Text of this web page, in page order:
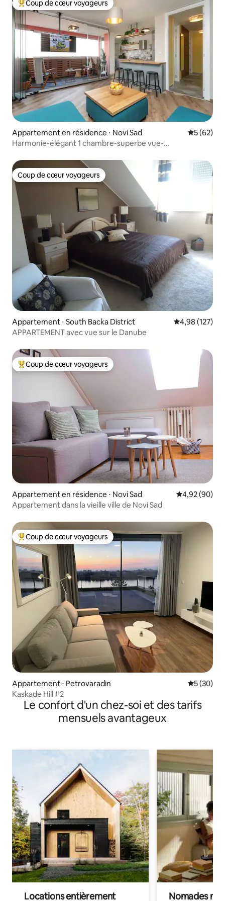
Coups de cœur voyageurs les plus appréciés
Coup de cœur voyageurs
Appartement en résidence ⋅ Novi Sad
5 (62)
Harmonie-élégant 1 chambre-superbe vue-
Coup de cœur voyageurs
Coup de cœur voyageurs
Appartement ⋅ South Backa District Évaluation
4,98 (127)
APPARTEMENT avec vue sur le Danube
Coups de cœur voyageurs les plus appréciés
Coup de cœur voyageurs
Appartement en résidence ⋅ Novi Sad Évaluation
4,92 (90)
Appartement dans la vieille ville de Novi Sad
Coups de cœur voyageurs les plus appréciés
Coup de cœur voyageurs
Appartement ⋅ Petrovaradin
5 (30)
Kaskade Hill #2
Le confort d'un chez-soi et des tarifs
mensuels avantageux
Locations entièrement Nomades